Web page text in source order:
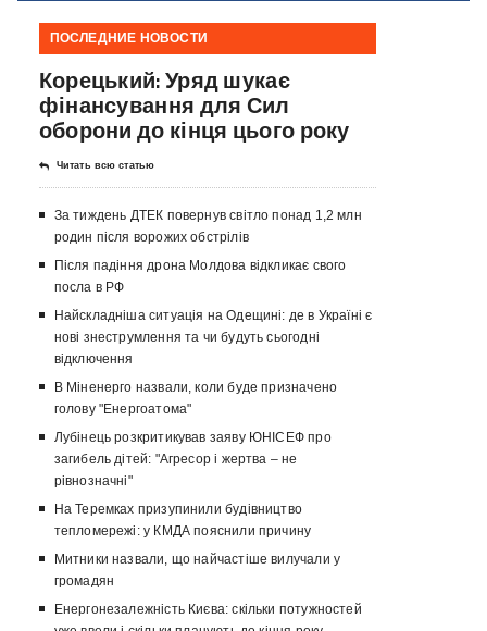
ПОСЛЕДНИЕ НОВОСТИ
Корецький: Уряд шукає
фінансування для Сил
оборони до кінця цього року
Читать всю статью
За тиждень ДТЕК повернув світло понад 1,2 млн
родин після ворожих обстрілів
Після падіння дрона Молдова відкликає свого
посла в РФ
Найскладніша ситуація на Одещині: де в Україні є
нові знеструмлення та чи будуть сьогодні
відключення
В Міненерго назвали, коли буде призначено
голову "Енергоатома"
Лубінець розкритикував заяву ЮНІСЕФ про
загибель дітей: "Агресор і жертва – не
рівнозначні"
На Теремках призупинили будівництво
тепломережі: у КМДА пояснили причину
Митники назвали, що найчастіше вилучали у
громадян
Енергонезалежність Києва: скільки потужностей